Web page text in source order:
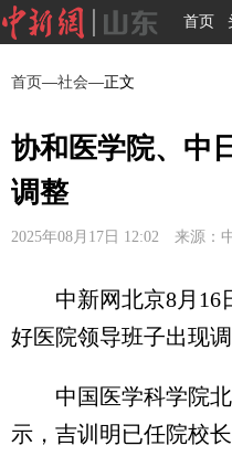
首页
首页—社会—正文
协和医学院、中
调整
2025年08月17日 12:02 来源：
中新网北京8月16
好医院领导班子出现调
中国医学科学院北
示，吉训明已任院校